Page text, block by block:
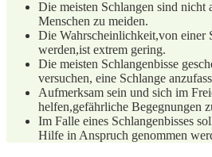
Die meisten ⁣Schlangen‌ sind nicht
Menschen zu meiden.
Die ‍Wahrscheinlichkeit,von⁣ einer
werden,ist extrem ⁢gering.
Die‌ meisten Schlangenbisse
versuchen, eine‍ Schlange
Aufmerksam sein und sich im
helfen,gefährliche Begegnungen⁣
Im Falle⁣ eines Schlangenbisses
Hilfe ⁤in Anspruch ⁤genommen⁤